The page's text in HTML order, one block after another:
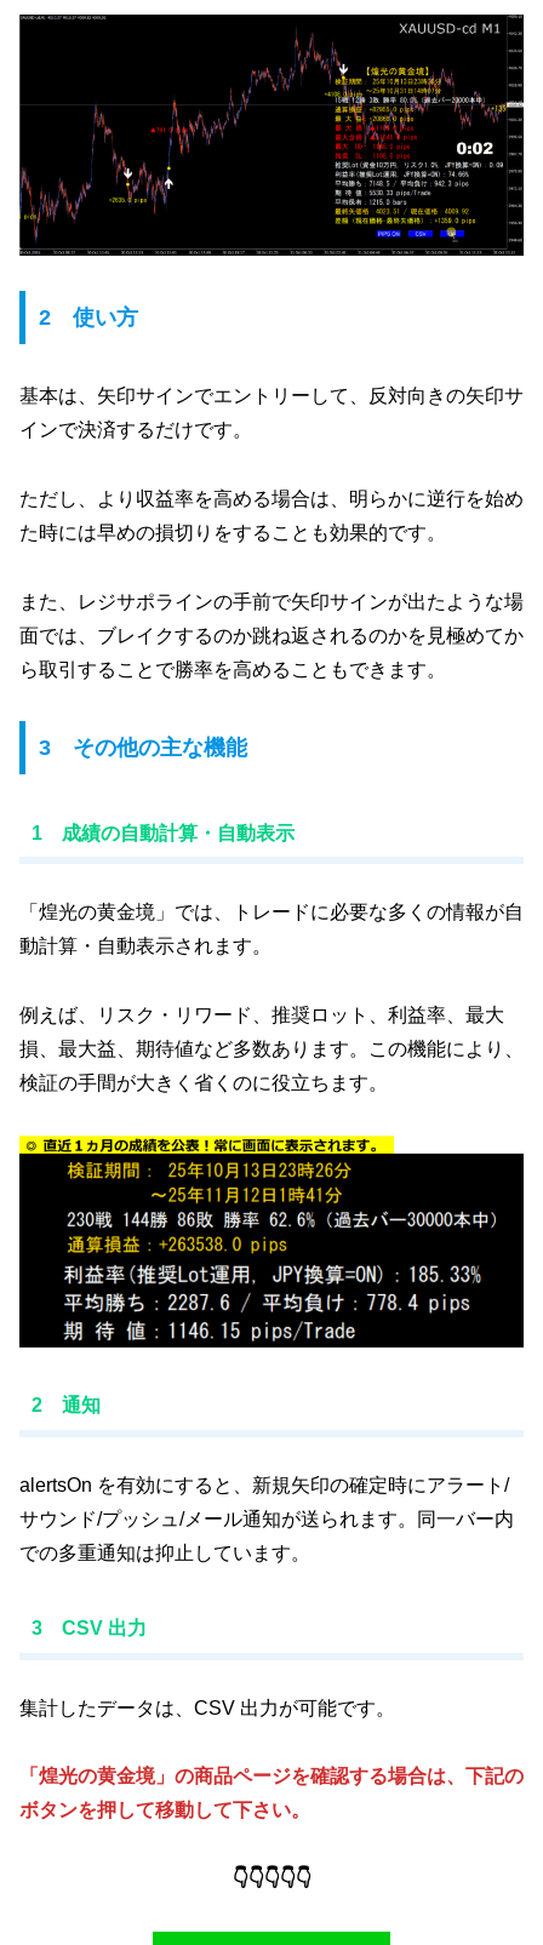
2 使い方
基本は、矢印サインでエントリーして、反対向きの矢印サ
インで決済するだけです。
ただし、より収益率を高める場合は、明らかに逆行を始め
た時には早めの損切りをすることも効果的です。
また、レジサポラインの手前で矢印サインが出たような場
面では、ブレイクするのか跳ね返されるのかを見極めてか
ら取引することで勝率を高めることもできます。
3 その他の主な機能
1 成績の自動計算・自動表示
「煌光の黄金境」では、トレードに必要な多くの情報が自
動計算・自動表示されます。
例えば、リスク・リワード、推奨ロット、利益率、最大
損、最大益、期待値など多数あります。この機能により、
検証の手間が大きく省くのに役立ちます。
2 通知
alertsOn を有効にすると、新規矢印の確定時にアラート/
サウンド/プッシュ/メール通知が送られます。同一バー内
での多重通知は抑止しています。
3 CSV 出力
集計したデータは、CSV 出力が可能です。
「煌光の黄金境」の商品ページを確認する場合は、下記の
ボタンを押して移動して下さい。
👇👇👇👇👇